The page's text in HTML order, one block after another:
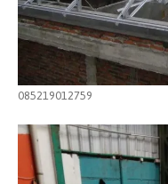
085219012759